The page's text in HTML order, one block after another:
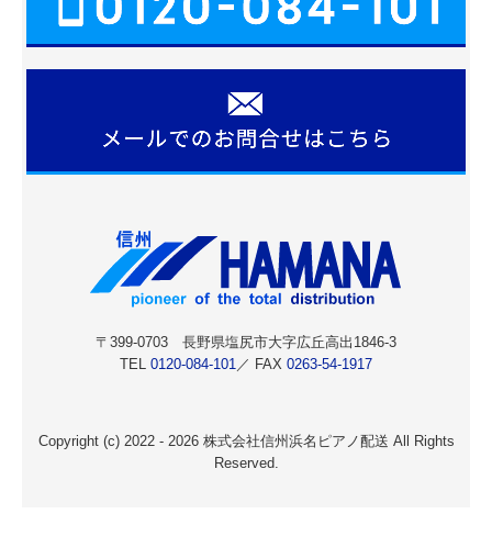
〒399-0703 長野県塩尻市大字広丘高出1846-3
TEL 0120-084-101／ FAX 0263-54-1917
Copyright (c) 2022 - 2026 株式会社信州浜名ピアノ配送 All Rights
Reserved.